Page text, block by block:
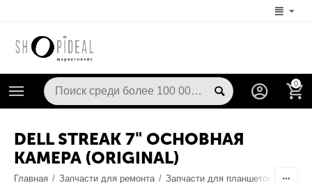
0
DELL STREAK 7" ОСНОВНАЯ
КАМЕРА (ORIGINAL)
Главная / Запчасти для ремонта / Запчасти для планшетов